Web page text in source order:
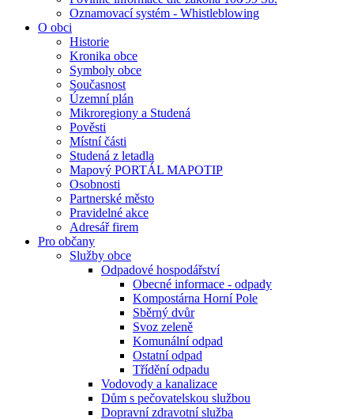
Oznamovací systém - Whistleblowing
O obci
Historie
Kronika obce
Symboly obce
Současnost
Územní plán
Mikroregiony a Studená
Pověsti
Místní části
Studená z letadla
Mapový PORTÁL MAPOTIP
Osobnosti
Partnerské město
Pravidelné akce
Adresář firem
Pro občany
Služby obce
Odpadové hospodářství
Obecné informace - odpady
Kompostárna Horní Pole
Sběrný dvůr
Svoz zeleně
Komunální odpad
Ostatní odpad
Třídění odpadu
Vodovody a kanalizace
Dům s pečovatelskou službou
Dopravní zdravotní služba